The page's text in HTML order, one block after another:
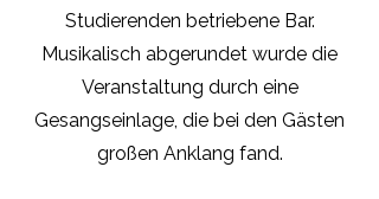
Studierenden betriebene Bar.
Musikalisch abgerundet wurde die
Veranstaltung durch eine
Gesangseinlage, die bei den Gästen
großen Anklang fand.